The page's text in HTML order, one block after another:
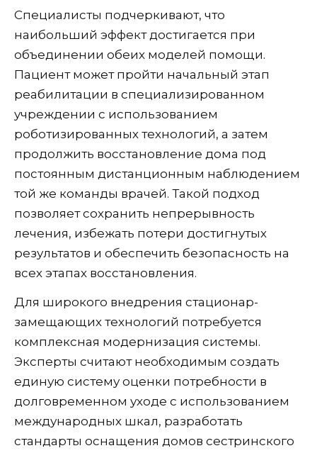
Специалисты подчеркивают, что
наибольший эффект достигается при
объединении обеих моделей помощи.
Пациент может пройти начальный этап
реабилитации в специализированном
учреждении с использованием
роботизированных технологий, а затем
продолжить восстановление дома под
постоянным дистанционным наблюдением
той же команды врачей. Такой подход
позволяет сохранить непрерывность
лечения, избежать потери достигнутых
результатов и обеспечить безопасность на
всех этапах восстановления.
Для широкого внедрения стационар-
замещающих технологий потребуется
комплексная модернизация системы.
Эксперты считают необходимым создать
единую систему оценки потребности в
долговременном уходе с использованием
международных шкал, разработать
стандарты оснащения домов сестринского